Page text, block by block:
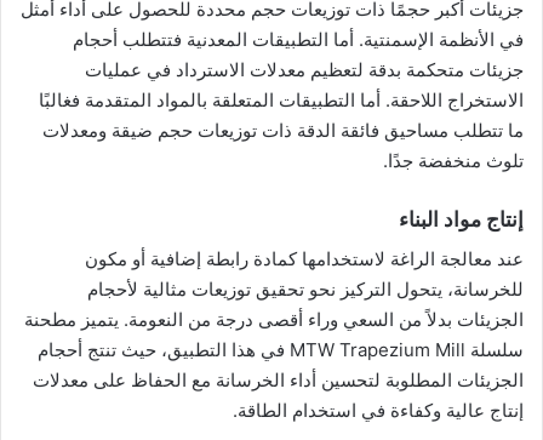
جزيئات أكبر حجمًا ذات توزيعات حجم محددة للحصول على أداء أمثل
في الأنظمة الإسمنتية. أما التطبيقات المعدنية فتتطلب أحجام
جزيئات متحكمة بدقة لتعظيم معدلات الاسترداد في عمليات
الاستخراج اللاحقة. أما التطبيقات المتعلقة بالمواد المتقدمة فغالبًا
ما تتطلب مساحيق فائقة الدقة ذات توزيعات حجم ضيقة ومعدلات
تلوث منخفضة جدًا.
إنتاج مواد البناء
عند معالجة الراغة لاستخدامها كمادة رابطة إضافية أو مكون
للخرسانة، يتحول التركيز نحو تحقيق توزيعات مثالية لأحجام
الجزيئات بدلاً من السعي وراء أقصى درجة من النعومة. يتميز مطحنة
سلسلة MTW Trapezium Mill في هذا التطبيق، حيث تنتج أحجام
الجزيئات المطلوبة لتحسين أداء الخرسانة مع الحفاظ على معدلات
إنتاج عالية وكفاءة في استخدام الطاقة.